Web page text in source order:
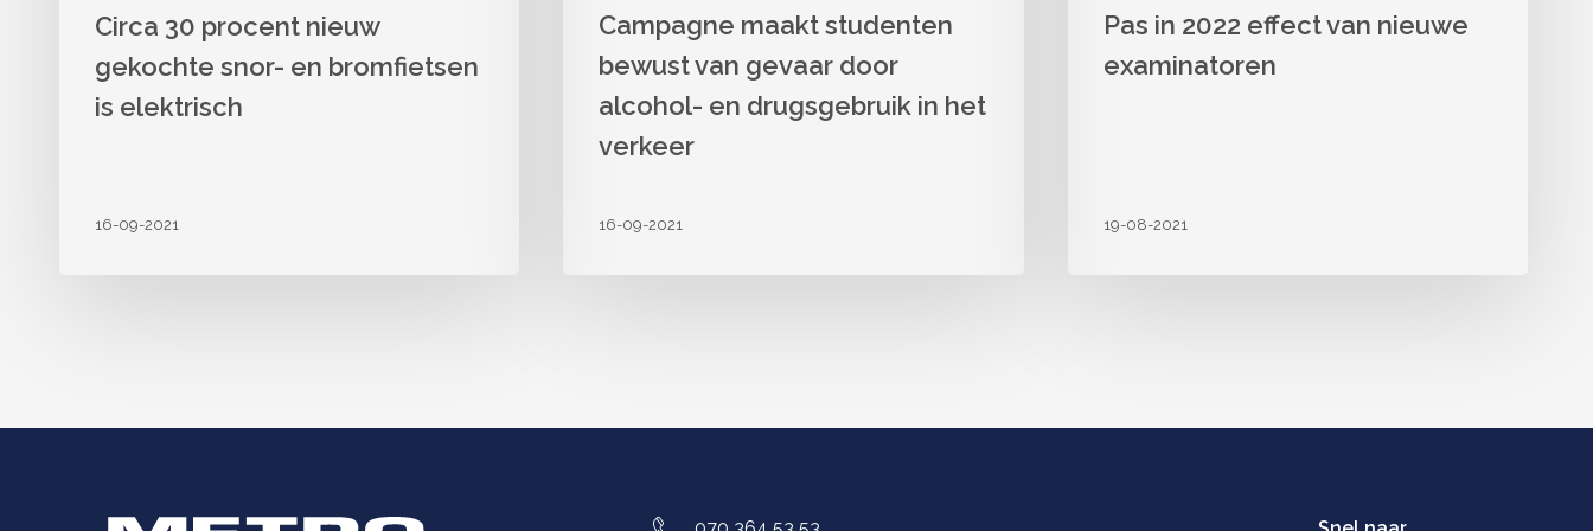
Circa 30 procent nieuw
gekochte snor- en bromfietsen
is elektrisch
16-09-2021
Campagne maakt studenten
bewust van gevaar door
alcohol- en drugsgebruik in het
verkeer
16-09-2021
Pas in 2022 effect van nieuwe
examinatoren
19-08-2021